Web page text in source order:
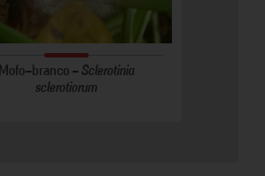
Mofo-branco - Sclerotinia
sclerotiorum